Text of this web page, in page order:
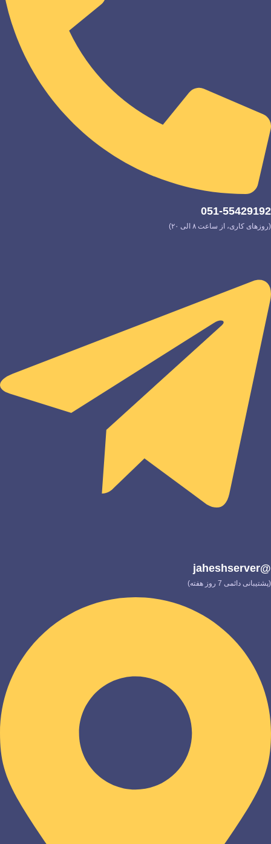
051-55429192
(روزهای کاری، از ساعت ۸ الی ۲۰)
@jaheshserver
(پشتیبانی دائمی 7 روز هفته)